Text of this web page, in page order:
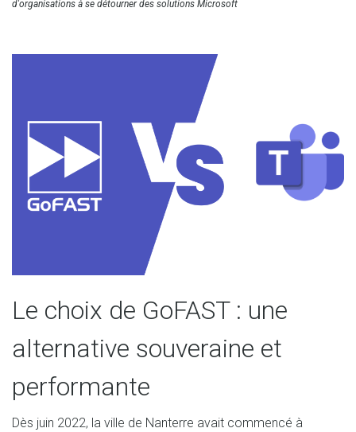
d'organisations à se détourner des solutions Microsoft
Le choix de GoFAST : une
alternative souveraine et
performante
Dès juin 2022, la ville de Nanterre avait commencé à